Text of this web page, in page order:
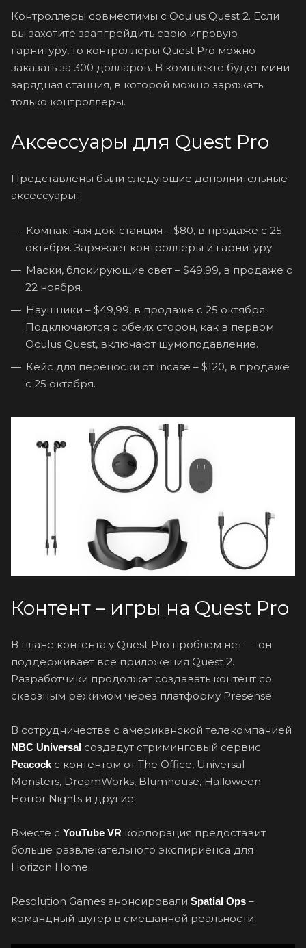
Контроллеры совместимы с Oculus Quest 2. Если
вы захотите заапгрейдить свою игровую
гарнитуру, то контроллеры Quest Pro можно
заказать за 300 долларов. В комплекте будет мини
зарядная станция, в которой можно заряжать
только контроллеры.
Аксессуары для Quest Pro
Представлены были следующие дополнительные
аксессуары:
Компактная док-станция – $80, в продаже с 25
октября. Заряжает контроллеры и гарнитуру.
Маски, блокирующие свет – $49,99, в продаже с
22 ноября.
Наушники – $49,99, в продаже с 25 октября.
Подключаются с обеих сторон, как в первом
Oculus Quest, включают шумоподавление.
Кейс для переноски от Incase – $120, в продаже
с 25 октября.
Контент – игры на Quest Pro
В плане контента у Quest Pro проблем нет — он
поддерживает все приложения Quest 2.
Разработчики продолжат создавать контент со
сквозным режимом через платформу Presense.
В сотрудничестве с американской телекомпанией
NBC Universal создадут стриминговый сервис
Peacock с контентом от The Office, Universal
Monsters, DreamWorks, Blumhouse, Halloween
Horror Nights и другие.
Вместе с YouTube VR корпорация предоставит
больше развлекательного экспириенса для
Horizon Home.
Resolution Games анонсировали Spatial Ops –
командный шутер в смешанной реальности.